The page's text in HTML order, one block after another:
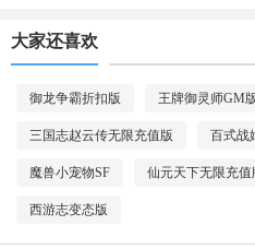
大家还喜欢
御龙争霸折扣版 王牌御灵师GM
三国志赵云传无限充值版 百式战
魔兽小宠物SF 仙元天下无限充值
西游志变态版